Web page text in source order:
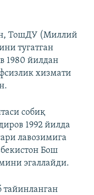
ТошДУ (Миллий
тугатган
1980 йилдан
хизмати
собиқ
1992 йилда
лавозимига
Бош
эгаллайди.
тайинланган